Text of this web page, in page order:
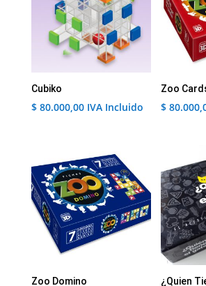
Cubiko
$80.000,00 IVA Incluido
Zoo
$
Zoo Domino ¿Quien